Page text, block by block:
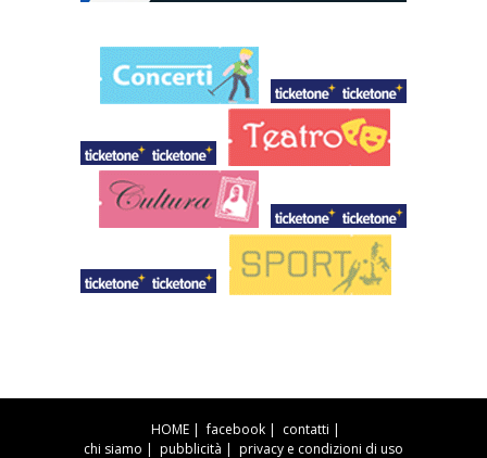
HOME | facebook | contatti |
chi siamo | pubblicità | privacy e condizioni di uso